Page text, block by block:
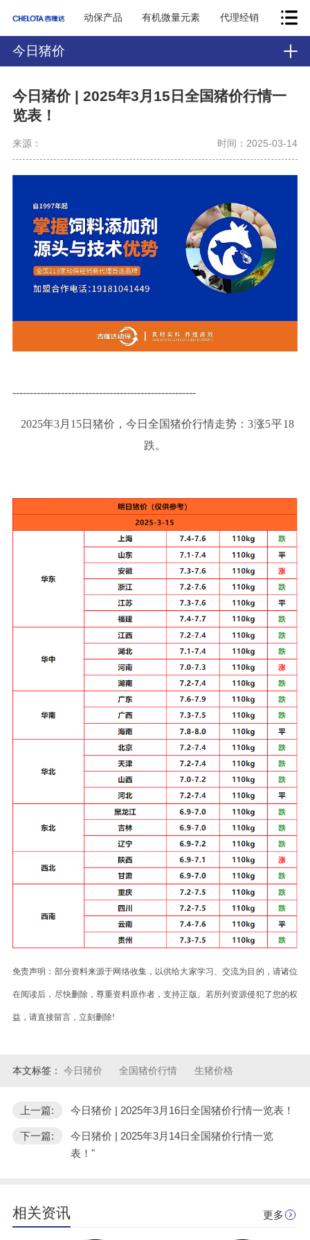
动保产品 有机微量元素 代理经销
今日猪价
今日猪价 | 2025年3月15日全国猪价行情一
览表！
来源： 时间：2025-03-14
-----------------------------------------------------
2025年3月15日猪价，今日全国猪价行情走势：3涨5平18
跌。
免责声明：部分资料来源于网络收集，以供给大家学习、交流为目的，请诸位
在阅读后，尽快删除，尊重资料原作者，支持正版。若所列资源侵犯了您的权
益，请直接留言，立刻删除!
本文标签： 今日猪价 全国猪价行情 生猪价格
上一篇: 今日猪价 | 2025年3月16日全国猪价行情一览表！
下一篇:
今日猪价 | 2025年3月14日全国猪价行情一览
表！"
相关资讯 更多